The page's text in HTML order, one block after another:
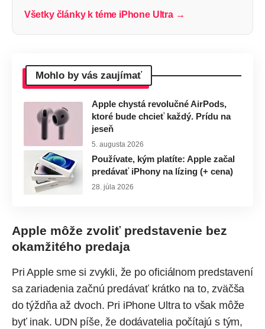
Všetky články k téme iPhone Ultra →
Mohlo by vás zaujímať
Apple chystá revolučné AirPods,
ktoré bude chcieť každý. Prídu na
jeseň
5. augusta 2026
Používate, kým platíte: Apple začal
predávať iPhony na lízing (+ cena)
28. júla 2026
Apple môže zvoliť predstavenie bez
okamžitého predaja
Pri Apple sme si zvykli, že po oficiálnom predstavení
sa zariadenia začnú predávať krátko na to, zväčša
do týždňa až dvoch. Pri iPhone Ultra to však môže
byť inak. UDN píše, že dodávatelia počítajú s tým,